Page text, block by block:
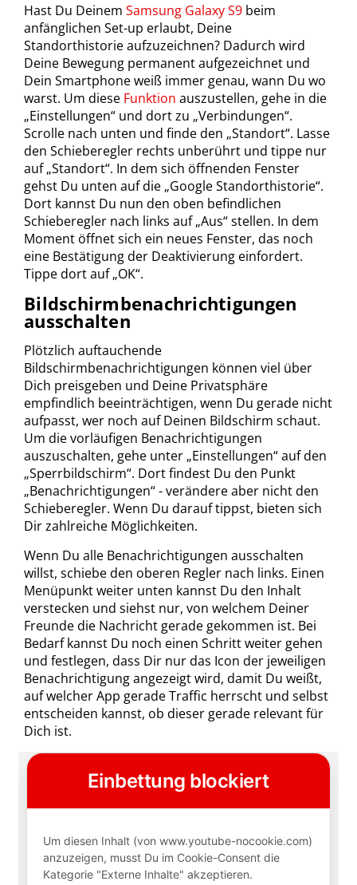
Hast Du Deinem Samsung Galaxy S9 beim
anfänglichen Set-up erlaubt, Deine
Standorthistorie aufzuzeichnen? Dadurch wird
Deine Bewegung permanent aufgezeichnet und
Dein Smartphone weiß immer genau, wann Du wo
warst. Um diese Funktion auszustellen, gehe in die
„Einstellungen“ und dort zu „Verbindungen“.
Scrolle nach unten und finde den „Standort“. Lasse
den Schieberegler rechts unberührt und tippe nur
auf „Standort“. In dem sich öffnenden Fenster
gehst Du unten auf die „Google Standorthistorie“.
Dort kannst Du nun den oben befindlichen
Schieberegler nach links auf „Aus“ stellen. In dem
Moment öffnet sich ein neues Fenster, das noch
eine Bestätigung der Deaktivierung einfordert.
Tippe dort auf „OK“.
Bildschirmbenachrichtigungen
ausschalten
Plötzlich auftauchende
Bildschirmbenachrichtigungen können viel über
Dich preisgeben und Deine Privatsphäre
empfindlich beeinträchtigen, wenn Du gerade nicht
aufpasst, wer noch auf Deinen Bildschirm schaut.
Um die vorläufigen Benachrichtigungen
auszuschalten, gehe unter „Einstellungen“auf den
„Sperrbildschirm“. Dort findest Du den Punkt
„Benachrichtigungen“ - verändere aber nicht den
Schieberegler. Wenn Du darauf tippst, bieten sich
Dir zahlreiche Möglichkeiten.
Wenn Du alle Benachrichtigungen ausschalten
willst, schiebe den oberen Regler nach links. Einen
Menüpunkt weiter unten kannst Du den Inhalt
verstecken und siehst nur, von welchem Deiner
Freunde die Nachricht gerade gekommen ist. Bei
Bedarf kannst Du noch einen Schritt weiter gehen
und festlegen, dass Dir nur das Icon der jeweiligen
Benachrichtigung angezeigt wird, damit Du weißt,
auf welcher App gerade Traffic herrscht und selbst
entscheiden kannst, ob dieser gerade relevant für
Dich ist.